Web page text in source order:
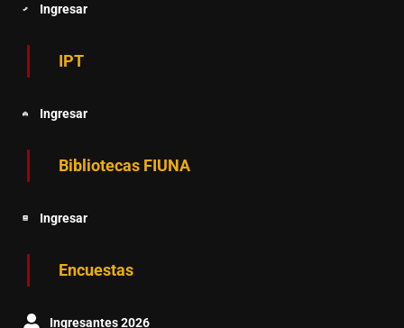
Ingresar
IPT
Ingresar
Bibliotecas FIUNA
Ingresar
Encuestas
Ingresantes 2026